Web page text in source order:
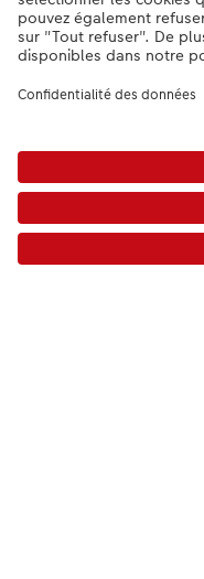
Services
Assortiment